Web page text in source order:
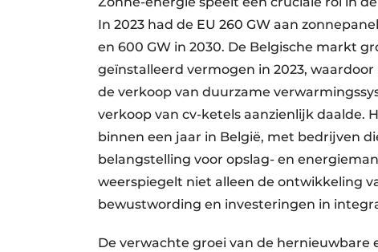
In 2023 had de EU 260 GW aan
en 600 GW in 2030. De Belgische markt
geïnstalleerd vermogen in 2023,
de verkoop van duurzame
verkoop van cv-ketels aanzienlijk daalde.
binnen een jaar in België, met bedrijven
belangstelling voor opslag- en
weerspiegelt niet alleen de ontwikkeling
bewustwording en investeringen in
De verwachte groei van de